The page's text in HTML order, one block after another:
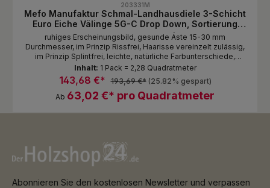
203331M
Mefo Manufaktur Schmal-Landhausdiele 3-Schicht
Euro Eiche Välinge 5G-C Drop Down, Sortierung
Natur
ruhiges Erscheinungsbild, gesunde Äste 15-30 mm
Durchmesser, im Prinzip Rissfrei, Haarisse vereinzelt zulässig,
im Prinzip Splintfrei, leichte, natürliche Farbunterschiede,
Spachtelfarbe schwarz Oberfläche Standardmässig
naturbelassen 1-2 Lagen im Paket gestoßen Stellen Sie sich
Ihern Traumboden zusammen wie Sie es möchten von
komplett natürlich, glatt/Oberfläche unbehandelt, mit gebeizter
und endgeölter Oberfläche. Oberflächenstrukturierung bis 3D
gebürstet in separater Postion erhältlich!
Ab 63,02 €* pro Quadratmeter
143,68 €* 193,69 €* (25.82% gespart)
Inhalt: 1 Pack = 2,28 Quadratmeter
Abonnieren Sie den kostenlosen Newsletter und verpassen